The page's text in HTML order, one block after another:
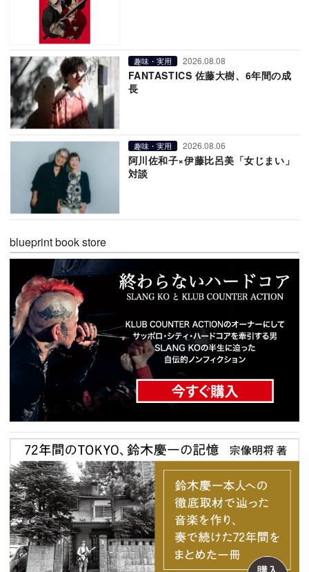
趣味・実用 2026.08.08
FANTASTICS 佐藤大樹、6年間の成
長
趣味・実用 2026.08.06
阿川佐和子×伊藤比呂美「女じまい」
対談
blueprint book store